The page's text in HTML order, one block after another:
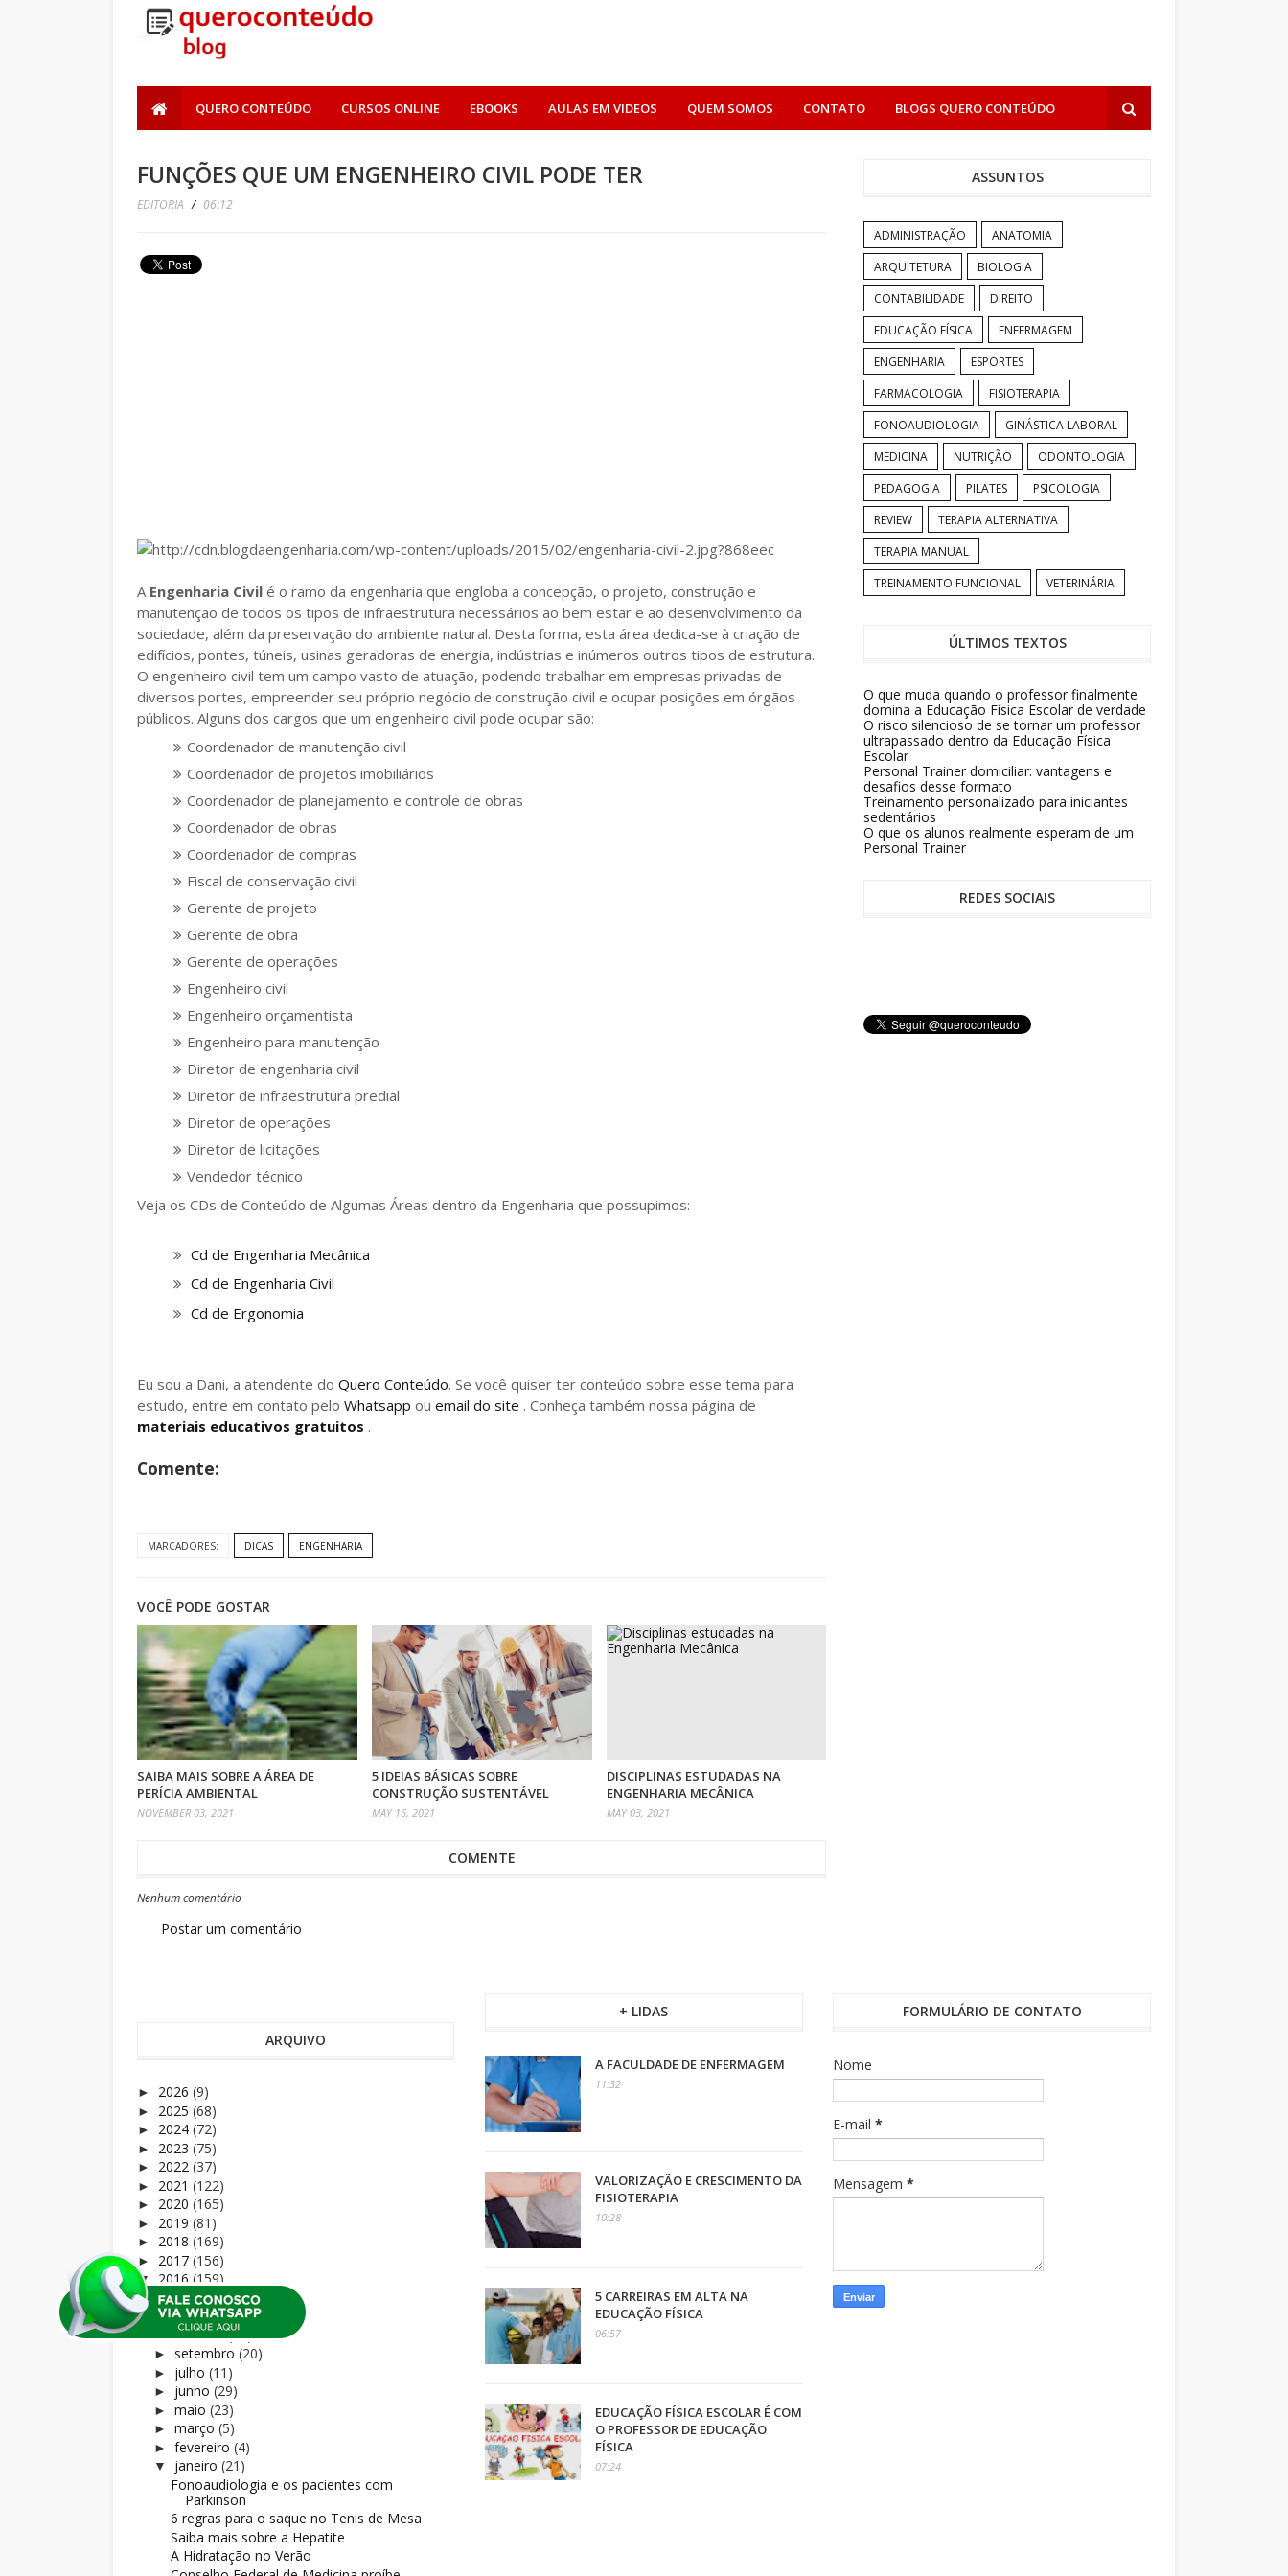
QUERO CONTEÚDO CURSOS ONLINE EBOOKS AULAS EM VIDEOS QUEM SOMOS CONTATO BLOGS QUERO CONTEÚDO
FUNÇÕES QUE UM ENGENHEIRO CIVIL PODE TER
EDITORIA / 06:12
A Engenharia Civil é o ramo da engenharia que engloba a concepção, o projeto, construção e
manutenção de todos os tipos de infraestrutura necessários ao bem estar e ao desenvolvimento da
sociedade, além da preservação do ambiente natural. Desta forma, esta área dedica-se à criação de
edifícios, pontes, túneis, usinas geradoras de energia, indústrias e inúmeros outros tipos de estrutura.
O engenheiro civil tem um campo vasto de atuação, podendo trabalhar em empresas privadas de
diversos portes, empreender seu próprio negócio de construção civil e ocupar posições em órgãos
públicos. Alguns dos cargos que um engenheiro civil pode ocupar são:
Coordenador de manutenção civil
Coordenador de projetos imobiliários
Coordenador de planejamento e controle de obras
Coordenador de obras
Coordenador de compras
Fiscal de conservação civil
Gerente de projeto
Gerente de obra
Gerente de operações
Engenheiro civil
Engenheiro orçamentista
Engenheiro para manutenção
Diretor de engenharia civil
Diretor de infraestrutura predial
Diretor de operações
Diretor de licitações
Vendedor técnico
Veja os CDs de Conteúdo de Algumas Áreas dentro da Engenharia que possupimos:
Cd de Engenharia Mecânica
Cd de Engenharia Civil
Cd de Ergonomia
Eu sou a Dani, a atendente do Quero Conteúdo. Se você quiser ter conteúdo sobre esse tema para
estudo, entre em contato pelo Whatsapp ou email do site . Conheça também nossa página de
materiais educativos gratuitos .
Comente:
MARCADORES: DICAS ENGENHARIA
VOCÊ PODE GOSTAR
SAIBA MAIS SOBRE A ÁREA DE
PERÍCIA AMBIENTAL
NOVEMBER 03, 2021
5 IDEIAS BÁSICAS SOBRE
CONSTRUÇÃO SUSTENTÁVEL
MAY 16, 2021
DISCIPLINAS ESTUDADAS NA
ENGENHARIA MECÂNICA
MAY 03, 2021
COMENTE
Nenhum comentário
Postar um comentário
ASSUNTOS
ADMINISTRAÇÃO
ANATOMIA
ARQUITETURA
BIOLOGIA
CONTABILIDADE
DIREITO
EDUCAÇÃO FÍSICA
ENFERMAGEM
ENGENHARIA
ESPORTES
FARMACOLOGIA
FISIOTERAPIA
FONOAUDIOLOGIA
GINÁSTICA LABORAL
MEDICINA
NUTRIÇÃO
ODONTOLOGIA
PEDAGOGIA
PILATES
PSICOLOGIA
REVIEW
TERAPIA ALTERNATIVA
TERAPIA MANUAL
TREINAMENTO FUNCIONAL
VETERINÁRIA
ÚLTIMOS TEXTOS
O que muda quando o professor finalmente
domina a Educação Física Escolar de verdade
O risco silencioso de se tornar um professor
ultrapassado dentro da Educação Física
Escolar
Personal Trainer domiciliar: vantagens e
desafios desse formato
Treinamento personalizado para iniciantes
sedentários
O que os alunos realmente esperam de um
Personal Trainer
REDES SOCIAIS
ARQUIVO
► 2026 (9)
► 2025 (68)
► 2024 (72)
► 2023 (75)
► 2022 (37)
► 2021 (122)
► 2020 (165)
► 2019 (81)
► 2018 (169)
► 2017 (156)
▼ 2016 (159)
►dezembro(4)
►novembro(23)
►outubro(19)
► setembro (20)
► julho (11)
► junho (29)
► maio (23)
► março (5)
► fevereiro (4)
▼ janeiro (21)
Fonoaudiologia e os pacientes com
Parkinson
6 regras para o saque no Tenis de Mesa
Saiba mais sobre a Hepatite
A Hidratação no Verão
+ LIDAS
A FACULDADE DE ENFERMAGEM
11:32
VALORIZAÇÃO E CRESCIMENTO DA
FISIOTERAPIA
10:28
5 CARREIRAS EM ALTA NA
EDUCAÇÃO FÍSICA
06:57
EDUCAÇÃO FÍSICA ESCOLAR É COM
O PROFESSOR DE EDUCAÇÃO
FÍSICA
07:24
FORMULÁRIO DE CONTATO
Nome
E-mail*
Mensagem*